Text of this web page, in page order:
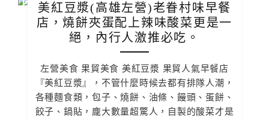
美紅豆漿(高雄左營)老眷村味早餐
店，燒餅夾蛋配上辣味酸菜更是一
絕，內行人激推必吃。
左營美食 果貿美食 美紅豆漿 果貿人氣早餐店
『美紅豆漿』，不管什麼時候去都有排隊人潮，
各種麵食類，包子、燒餅、油條、饅頭、蛋餅、
餃子、鍋貼，龐大數量超驚人，自製的酸菜才是